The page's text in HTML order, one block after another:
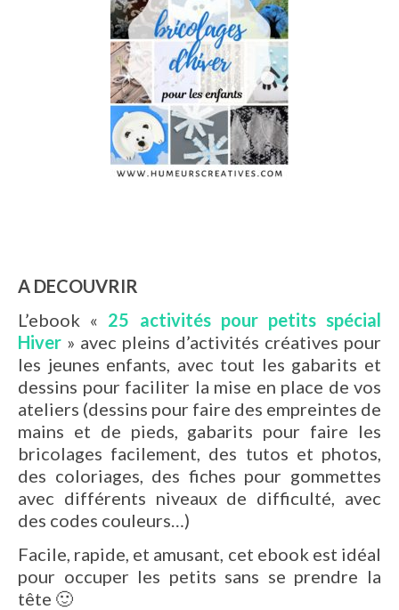
A DECOUVRIR
L’ebook « 25 activités pour petits spécial
Hiver » avec pleins d’activités créatives pour
les jeunes enfants, avec tout les gabarits et
dessins pour faciliter la mise en place de vos
ateliers (dessins pour faire des empreintes de
mains et de pieds, gabarits pour faire les
bricolages facilement, des tutos et photos,
des coloriages, des fiches pour gommettes
avec différents niveaux de difficulté, avec
des codes couleurs…)
Facile, rapide, et amusant, cet ebook est idéal
pour occuper les petits sans se prendre la
tête 🙂